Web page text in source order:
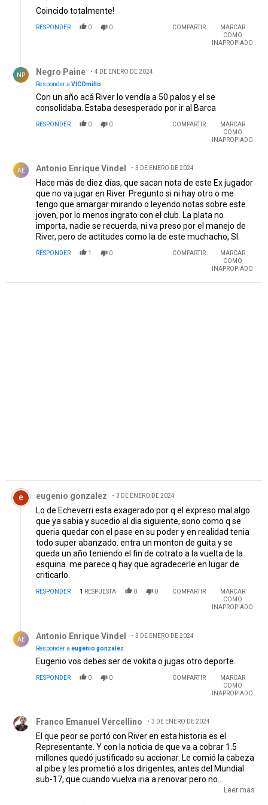
Coincido totalmente!
RESPONDER 0 0 COMPARTIR
MARCAR
COMO
INAPROPIADO
NP Negro Paine
4 DE ENERO DE 2024
Responder a VICOmillo
Con un año acá River lo vendía a 50 palos y el se
consolidaba. Estaba desesperado por ir al Barca
RESPONDER 0 0 COMPARTIR
MARCAR
COMO
INAPROPIADO
AE Antonio Enrique Vindel 3 DE ENERO DE 2024
Hace más de diez días, que sacan nota de este Ex jugador
que no va jugar en River. Pregunto si ni hay otro o me
tengo que amargar mirando o leyendo notas sobre este
joven, por lo menos ingrato con el club. La plata no
importa, nadie se recuerda, ni va preso por el manejo de
River, pero de actitudes como la de este muchacho, SI.
RESPONDER 1 0 COMPARTIR
MARCAR
COMO
INAPROPIADO
Comentario de eugenio gonzalez.
eugenio gonzalez 3 DE ENERO DE 2024
Lo de Echeverri esta exagerado por q el expreso mal algo
que ya sabia y sucedio al dia siguiente, sono como q se
queria quedar con el pase en su poder y en realidad tenia
todo super abanzado. entra un monton de guita y se
queda un año teniendo el fin de cotrato a la vuelta de la
esquina. me parece q hay que agradecerle en lugar de
criticarlo.
RESPONDER 1 RESPUESTA 0 0 COMPARTIR
MARCAR
COMO
INAPROPIADO
AE Antonio Enrique Vindel
3 DE ENERO DE 2024
Responder a eugenio gonzalez
Eugenio vos debes ser de vokita o jugas otro deporte.
RESPONDER 0 0 COMPARTIR
MARCAR
COMO
INAPROPIADO
Franco Emanuel Vercellino 3 DE ENERO DE 2024
El que peor se portó con River en esta historia es el
Representante. Y con la noticia de que va a cobrar 1.5
millones quedó justificado su accionar. Le comió la cabeza
al pibe y les prometió a los dirigentes, antes del Mundial
sub-17, que cuando vuelva iria a renovar pero no
renovaron. Claro que con €30millones, el Manchester City
Leer mas